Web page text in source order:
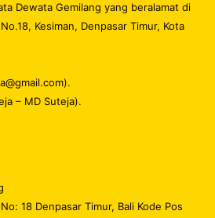
Dewata Gemilang yang beralamat di
Kesiman, Denpasar Timur, Kota
– MD Suteja).
18 Denpasar Timur, Bali Kode Pos